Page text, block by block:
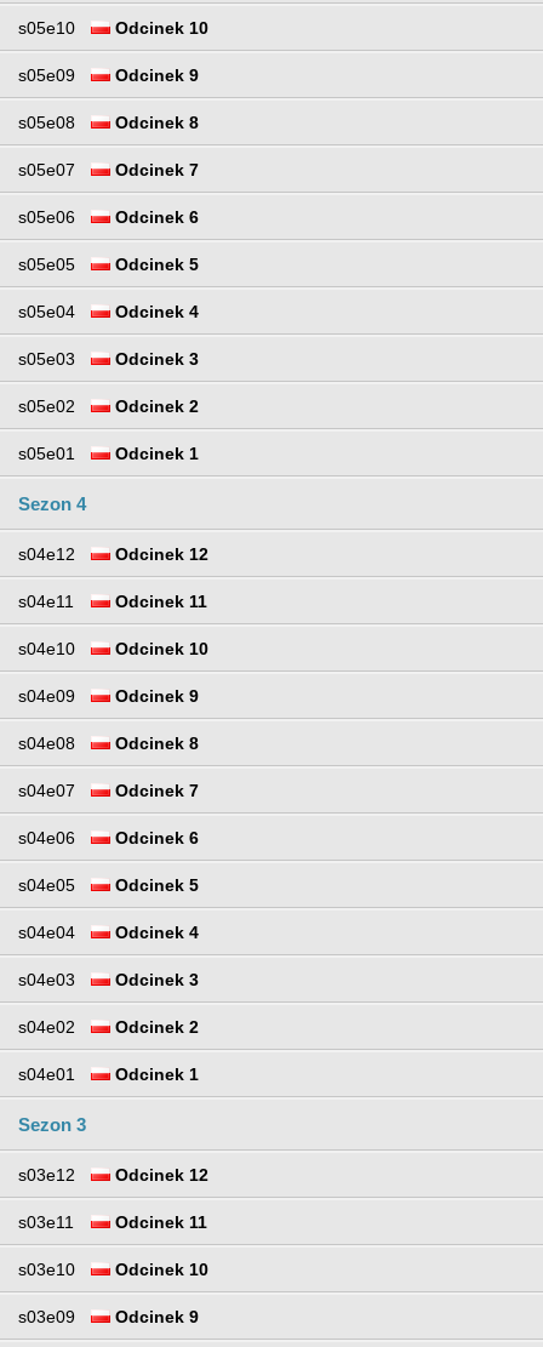
s05e10 Odcinek 10
s05e09 Odcinek 9
s05e08 Odcinek 8
s05e07 Odcinek 7
s05e06 Odcinek 6
s05e05 Odcinek 5
s05e04 Odcinek 4
s05e03 Odcinek 3
s05e02 Odcinek 2
s05e01 Odcinek 1
Sezon 4
s04e12 Odcinek 12
s04e11 Odcinek 11
s04e10 Odcinek 10
s04e09 Odcinek 9
s04e08 Odcinek 8
s04e07 Odcinek 7
s04e06 Odcinek 6
s04e05 Odcinek 5
s04e04 Odcinek 4
s04e03 Odcinek 3
s04e02 Odcinek 2
s04e01 Odcinek 1
Sezon 3
s03e12 Odcinek 12
s03e11 Odcinek 11
s03e10 Odcinek 10
s03e09 Odcinek 9